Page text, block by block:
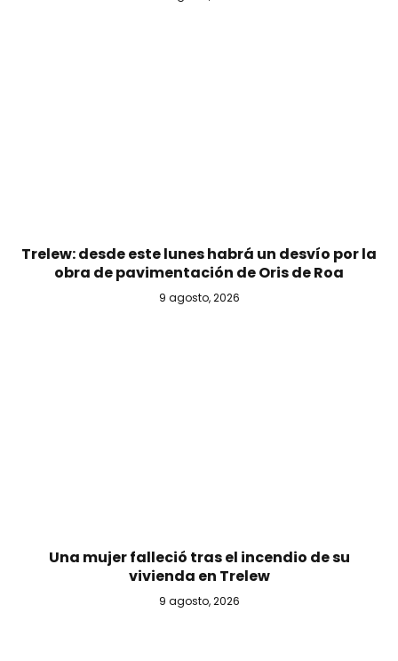
Trelew: desde este lunes habrá un desvío por la
obra de pavimentación de Oris de Roa
9 agosto, 2026
Una mujer falleció tras el incendio de su
vivienda en Trelew
9 agosto, 2026